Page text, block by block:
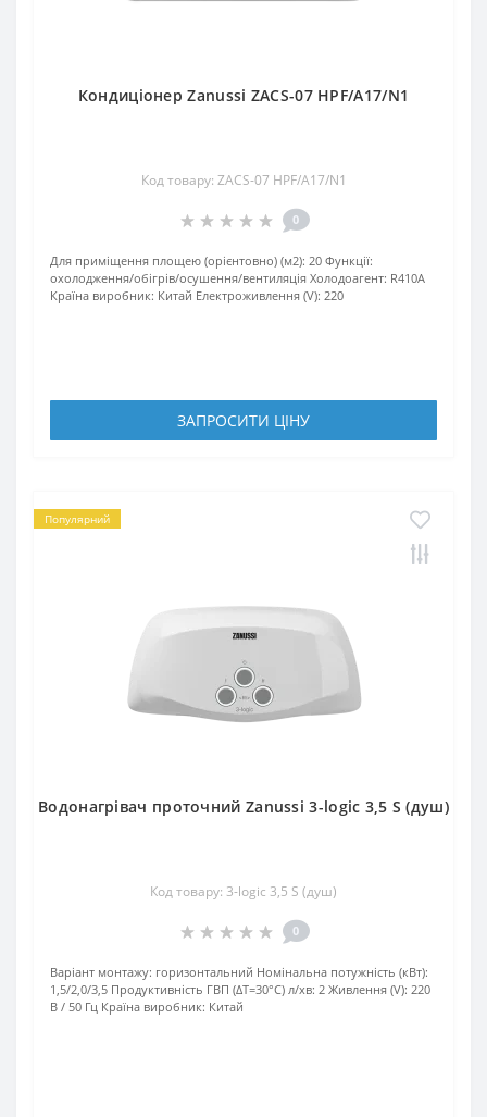
Кондиціонер Zanussi ZACS-07 HPF/A17/N1
Код товару: ZACS-07 HPF/A17/N1
0
Для приміщення площею (орієнтовно) (м2): 20 Функції:
охолодження/обігрів/осушення/вентиляція Xолодоагент: R410А
Країна виробник: Китай Електроживлення (V): 220
ЗАПРОСИТИ ЦIНУ
Популярний
Водонагрівач проточний Zanussi 3-logic 3,5 S (душ)
Код товару: 3-logic 3,5 S (душ)
0
Варіант монтажу: горизонтальний Номінальна потужність (кВт):
1,5/2,0/3,5 Продуктивність ГВП (ΔT=30°C) л/хв: 2 Живлення (V): 220
В / 50 Гц Країна виробник: Китай